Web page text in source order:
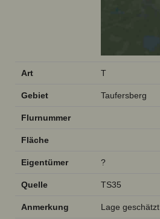
Art T
Gebiet Taufersberg
Flurnummer
Fläche
Eigentümer ?
Quelle TS35
Anmerkung Lage geschätzt